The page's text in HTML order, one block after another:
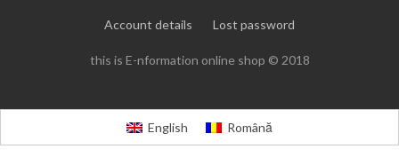
Account details Lost password
this is E-nformation online shop © 2018
English Română